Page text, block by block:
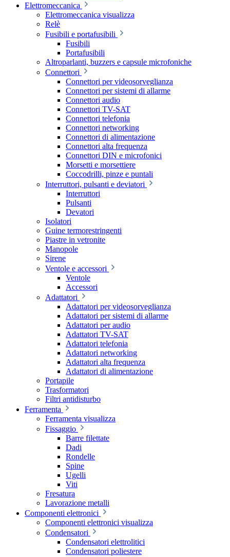
Elettromeccanica
Elettromeccanica visualizza
Relè
Fusibili e portafusibili
Fusibili
Portafusibili
Altroparlanti, buzzers e capsule microfoniche
Connettori
Connettori per videosorveglianza
Connettori per sistemi di allarme
Connettori audio
Connettori TV-SAT
Connettori telefonia
Connettori networking
Connettori di alimentazione
Connettori alta frequenza
Connettori DIN e microfonici
Morsetti e morsettiere
Coccodrilli, pinze e puntali
Interruttori, pulsanti e deviatori
Interruttori
Pulsanti
Devatori
Isolatori
Guine termorestringenti
Piastre in vetronite
Manopole
Sirene
Ventole e accessori
Ventole
Accessori
Adattatori
Adattatori per videosorveglianza
Adattatori per sistemi di allarme
Adattatori per audio
Adattatori TV-SAT
Adattatori telefonia
Adattatori networking
Adattatori alta frequenza
Adattatori di alimentazione
Portapile
Trasformatori
Filtri antidisturbo
Ferramenta
Ferramenta visualizza
Fissaggio
Barre filettate
Dadi
Rondelle
Spine
Ugelli
Viti
Fresatura
Lavorazione metalli
Componenti elettronici
Componenti elettronici visualizza
Condensatori
Condensatori elettrolitici
Condensatori poliestere